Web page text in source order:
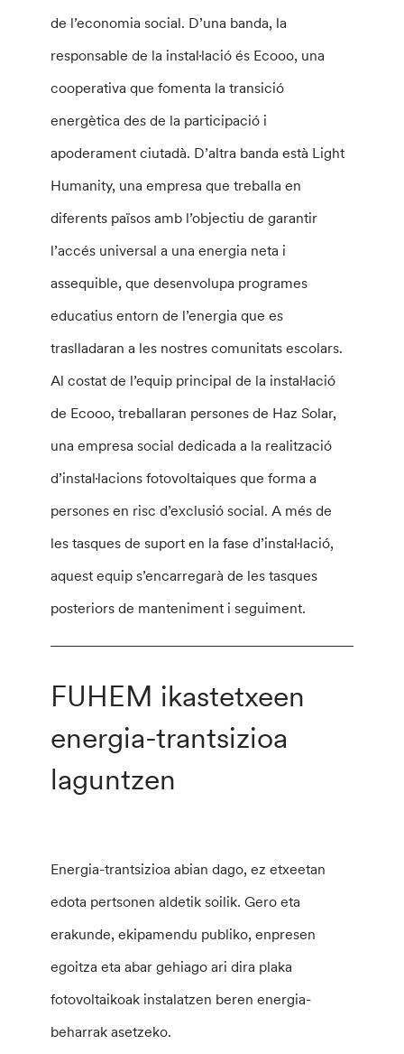
de l’economia social. D’una banda, la
responsable de la instal·lació és Ecooo, una
cooperativa que fomenta la transició
energètica des de la participació i
apoderament ciutadà. D’altra banda està Light
Humanity, una empresa que treballa en
diferents països amb l’objectiu de garantir
l’accés universal a una energia neta i
assequible, que desenvolupa programes
educatius entorn de l’energia que es
traslladaran a les nostres comunitats escolars.
Al costat de l’equip principal de la instal·lació
de Ecooo, treballaran persones de Haz Solar,
una empresa social dedicada a la realització
d’instal·lacions fotovoltaiques que forma a
persones en risc d’exclusió social. A més de
les tasques de suport en la fase d’instal·lació,
aquest equip s’encarregarà de les tasques
posteriors de manteniment i seguiment.
FUHEM ikastetxeen
energia-trantsizioa
laguntzen
Energia-trantsizioa abian dago, ez etxeetan
edota pertsonen aldetik soilik. Gero eta
erakunde, ekipamendu publiko, enpresen
egoitza eta abar gehiago ari dira plaka
fotovoltaikoak instalatzen beren energia-
beharrak asetzeko.